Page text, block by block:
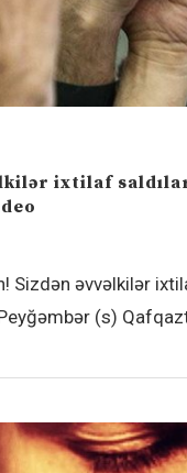
ixtilaf
Sizdən əvvəlkilər
(s)